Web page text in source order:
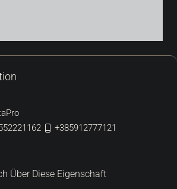
+385912777121
Über Diese Eigenschaft